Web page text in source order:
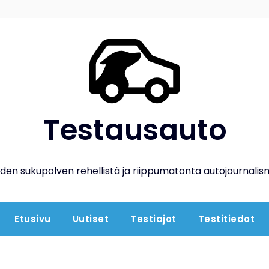
Testausauto
sukupolven rehellistä ja riippumatonta
Etusivu Uutiset Testiajot Testitiedot